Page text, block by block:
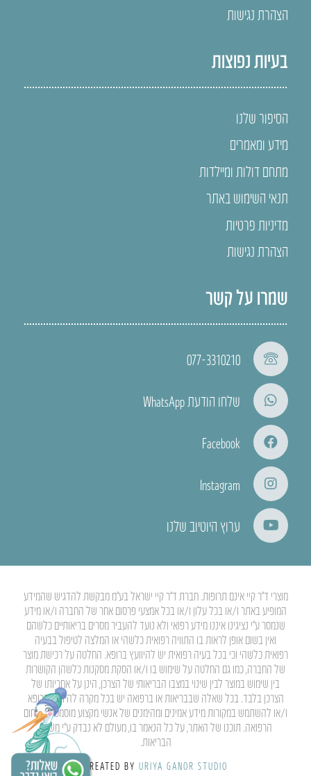
הצהרת נגישות
בעיות נפוצות
הסיפור שלנו
מידע ומאמרים
מתחם דולות ומיילדות
תנאי השימוש באתר
מדיניות פרטיות
הצהרת נגישות
שמרו על קשר
077-3310210
שלחו הודעת WhatsApp
Facebook
Instagram
ערוץ היוטיוב שלנו
מוצרי ד”ר קיי אינם תרופות. חברת ד”ר קיי ישראל בע”מ מבקשת להדגיש שהמידע
המופיע באתר ו/או בכל עלון ו/או בכל אמצעי פרסום אחר של החברה ו/או מידע
שנמסר ע”י נציגינו איננו מידע רפואי ולא נועד להעביר מסרים בריאותיים כלשהם
ואין בשום אופן לראות בו התוויה רפואית כלשהי או המלצה לטיפול בבעיה
רפואית כלשהי וכי בכל בעיה רפואית יש להיוועץ ברופא. החלטה על רכישת מוצר
של החברה, כמו גם החלטה על שימוש בו ו/או הסקת מסקנות כלשהן הקושרות
בין שימוש במוצר לבין שינוי במצבו הבריאותי של הצרכן, הינן על אחריותו של
הצרכן בלבד. בכל שאלה שבבריאות או ברפואה יש בכל מקרה להיוועץ ברופא
ו/או להשתמש במקורות מידע אמינים ומהימנים של אנשי מקצוע מוסמכים בתחום
הרפואה. תוכנו של האתר, על כל הנאמר בו, מעולם לא נבדק ע”י משרד
הבריאות.
CREATED BY URIYA GANOR STUDIO